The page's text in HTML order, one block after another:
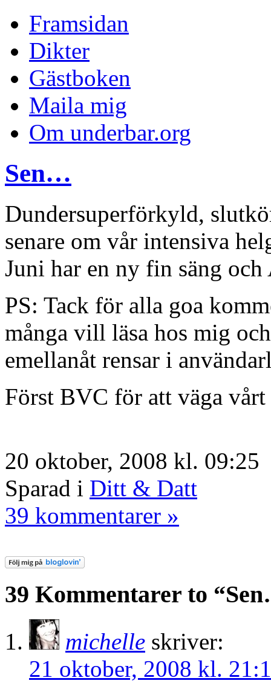
Framsidan
Dikter
Gästboken
Maila mig
Om underbar.org
Sen…
Dundersuperförkyld,
senare om vår intensiva
Juni har en ny fin säng
PS: Tack för alla goa
många vill läsa hos mig
emellanåt rensar i
Först BVC för att väga
20 oktober, 2008 kl. 09:25
Sparad i Ditt & Datt
39 kommentarer »
39 Kommentarer to
michelle skriver:
21 oktober, 2008 kl.